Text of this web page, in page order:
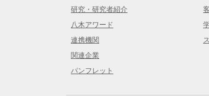
研究・研究者紹介
八木アワード
連携機関
関連企業
パンフレット